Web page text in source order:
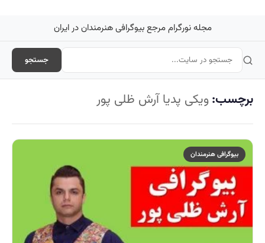
مجله نورگرام مرجع بیوگرافی هنرمندان در ایران
جستجو
برچسب:ویکی پدیا آرش ظلی پور
بیوگرافی هنرمندان